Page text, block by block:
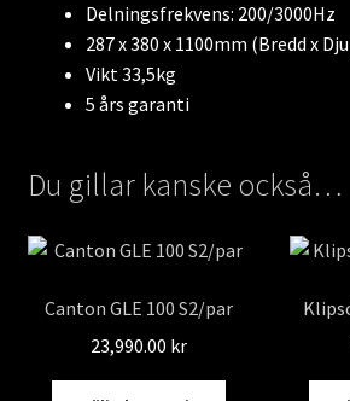
Delningsfrekvens: 200/3000Hz
287 x 380 x 1100mm (Bredd x
Vikt 33,5kg
5 års garanti
Du gillar kanske också…
Canton GLE 100 S2/par
23,990.00 kr